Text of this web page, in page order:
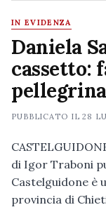
IN EVIDENZA
Daniela
cassetto:
PUBBLICATO IL28
di Igor Traboni
Castelguidone è
provincia di